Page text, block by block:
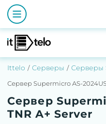
Ittelo Серверы Серверы
Сервер Supermicro AS-
Сервер
TNR A+ Server